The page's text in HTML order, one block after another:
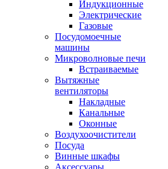
Индукционные
Электрические
Газовые
Посудомоечные
машины
Микроволновые печи
Встраиваемые
Вытяжные
вентиляторы
Накладные
Канальные
Оконные
Воздухоочистители
Посуда
Винные шкафы
Аксессуары